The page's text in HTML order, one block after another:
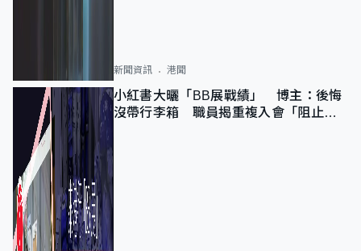
新聞資訊 港聞
小紅書大曬「BB展戰績」 博主：後悔
沒帶行李箱 職員揭重複入會「阻止唔